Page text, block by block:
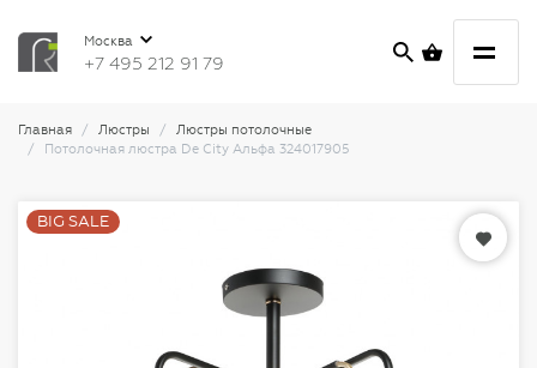
Москва
+7 495 212 91 79
Главная Люстры
Люстры потолочные
Потолочная люстра De City Альфа 324017905
BIG SALE
BIG SALE
BIG SALE
BIG SALE
BIG SALE
BIG SALE
BIG SALE
BIG SALE